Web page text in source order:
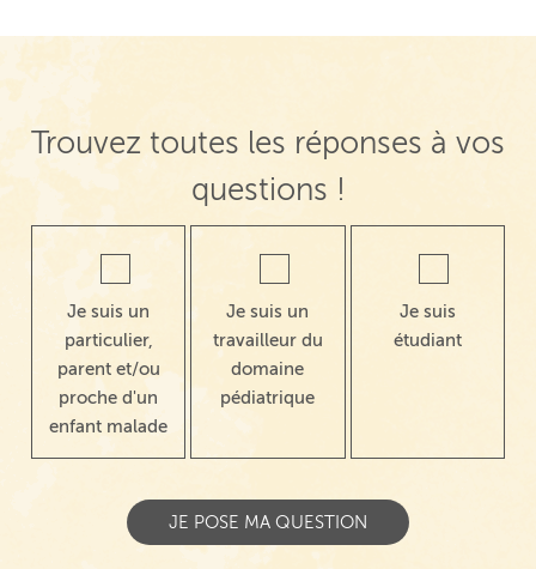
Trouvez toutes les réponses à vos
questions !
Je suis un
particulier,
parent et/ou
proche d'un
enfant malade
Je suis un
travailleur du
domaine
pédiatrique
Je suis
étudiant